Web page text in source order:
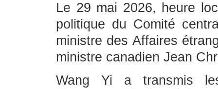
Le 29 mai 2026, heure
politique du Comité
ministre des Affaires
ministre canadien Jean
Wang Yi a transmis